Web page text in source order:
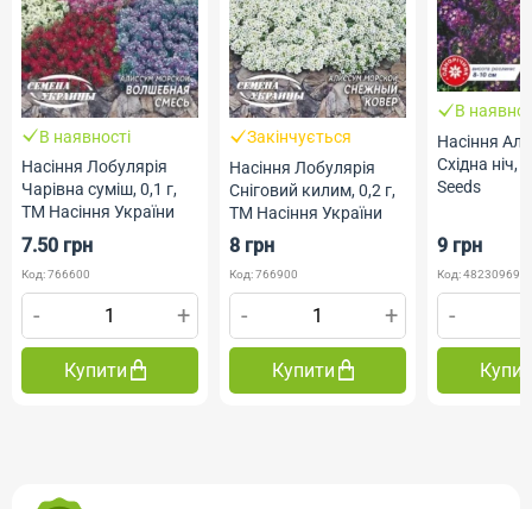
В наявності
Насіння Лобулярія
Чарівна суміш, 0,1 г,
ТМ Насіння України
7.50 грн
Код: 766600
- +
Купити
Закінчується
Насіння Лобулярія
Сніговий килим, 0,2 г,
ТМ Насіння України
8 грн
Код: 766900
- +
Купити
В
Насіння
Східна ніч,
Seeds
9 грн
Код:
-